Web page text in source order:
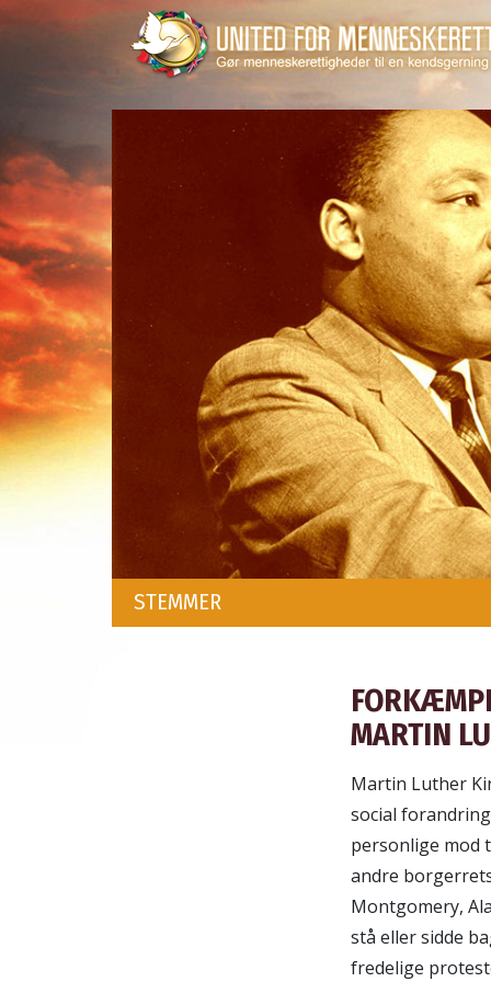
STEMMER
MARTIN
Martin Luther
social
personlige mod
andre
Montgomery,
stå eller sidde
fredelige